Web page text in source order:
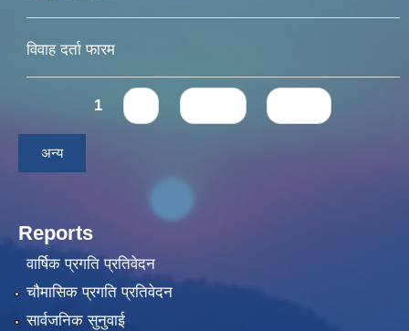
विवाह दर्ता फारम
Pages1
अन्य
Reports
वार्षिक प्रगति प्रतिवेदन
चौमासिक प्रगति प्रतिवेदन
सार्वजनिक सुनुवाई